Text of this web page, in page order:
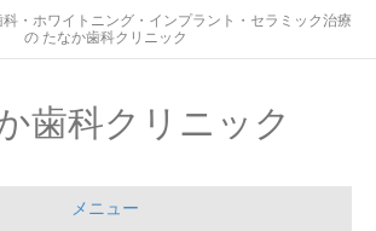
・ホワイトニング・インプラント・セラミック治療
の たなか歯科クリニック
歯科クリニック
メニュー